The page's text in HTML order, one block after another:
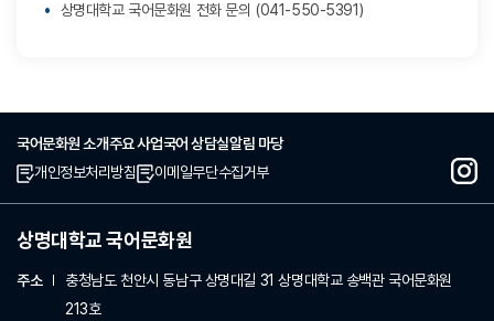
상명대학교 국어문화원 전화 문의 (041-550-5391)
국어문화원 소개주요 사업국어 상담실알림 마당
개인정보처리방침
이메일무단수집거부
상명대학교 국어문화원
주소
충청남도 천안시 동남구 상명대길 31 상명대학교 송백관 국어문화원
213호